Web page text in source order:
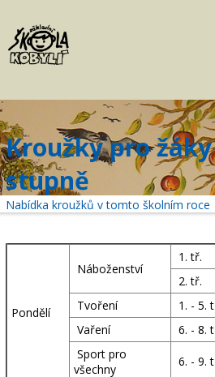
Aktuality
Volný čas
Kontakt
Akce
žákovská knížka
Menu
Kroužky pro žáky
stupně
Nabídka kroužků v tomto školním roce
Pondělí
Náboženství
1. tř.
2. tř.
Tvoření
1. - 5.
Vaření
6. - 8.
Sport pro
všechny
6. - 9.